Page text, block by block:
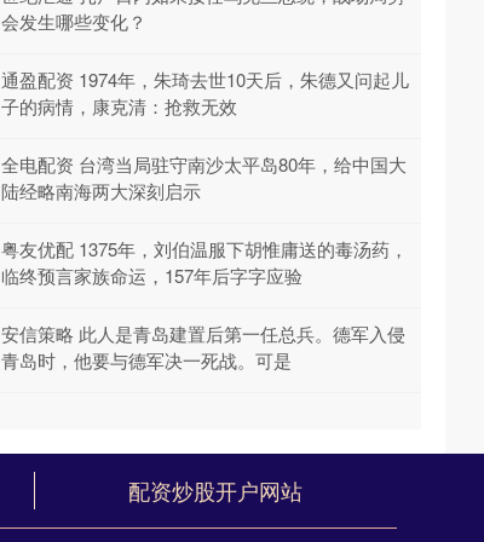
会发生哪些变化？
通盈配资 1974年，朱琦去世10天后，朱德又问起儿
子的病情，康克清：抢救无效
全电配资 台湾当局驻守南沙太平岛80年，给中国大
陆经略南海两大深刻启示
粤友优配 1375年，刘伯温服下胡惟庸送的毒汤药，
临终预言家族命运，157年后字字应验
安信策略 此人是青岛建置后第一任总兵。德军入侵
青岛时，他要与德军决一死战。可是
配资炒股开户网站